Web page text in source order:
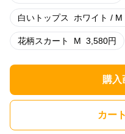
白いトップス ホワイト / M
花柄スカート M 3,580円
購入
カー